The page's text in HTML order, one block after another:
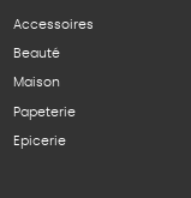
Accessoires
Beauté
Maison
Papeterie
Epicerie